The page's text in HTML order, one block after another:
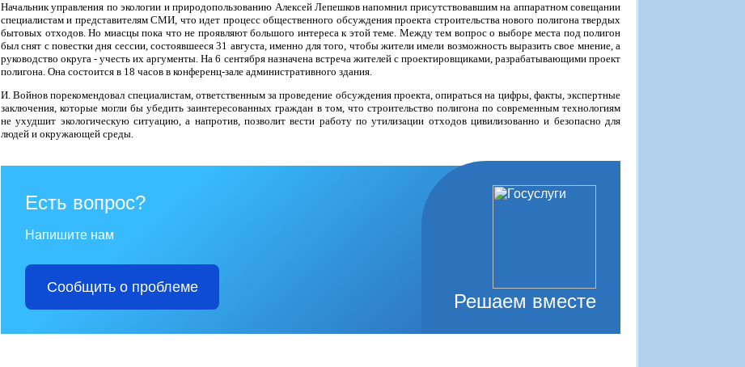
Начальник управления по экологии и природопользованию Алексей Лепешков напомнил присутствовавшим на аппаратном совещании
специалистам и представителям СМИ, что идет процесс общественного обсуждения проекта строительства нового полигона твердых
бытовых отходов. Но миасцы пока что не проявляют большого интереса к этой теме. Между тем вопрос о выборе места под полигон
был снят с повестки дня сессии, состоявшееся 31 августа, именно для того, чтобы жители имели возможность выразить свое мнение, а
руководство округа - учесть их аргументы. На 6 сентября назначена встреча жителей с проектировщиками, разрабатывающими проект
полигона. Она состоится в 18 часов в конференц-зале административного здания.
И. Войнов порекомендовал специалистам, ответственным за проведение обсуждения проекта, опираться на цифры, факты, экспертные
заключения, которые могли бы убедить заинтересованных граждан в том, что строительство полигона по современным технологиям
не ухудшит экологическую ситуацию, а напротив, позволит вести работу по утилизации отходов цивилизованно и безопасно для
людей и окружающей среды.
Решаем вместе
Есть вопрос?
Напишите нам
Сообщить о проблеме